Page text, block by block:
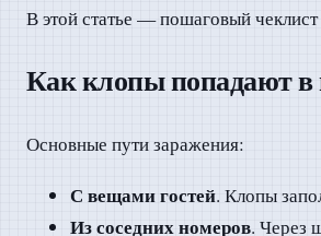
В этой статье — пошаговый
Как клопы попадают в
Основные пути заражения:
С вещами гостей. Клопы
Из соседних номеров. Через